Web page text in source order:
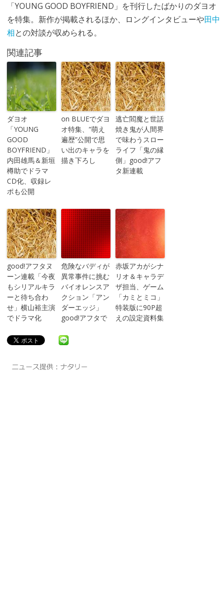
「YOUNG GOOD BOYFRIEND」を刊行したばかりのダヨオ
を特集。新作が掲載されるほか、ロングインタビューや田中
相との対談が収められる。
関連記事
ダヨオ
「YOUNG
GOOD
BOYFRIEND」
内田雄馬＆新垣
樽助でドラマ
CD化、収録レ
ポも公開
on BLUEでダヨ
オ特集、“萌え
遍歴”公開で思
い出のキャラを
描き下ろし
逃亡閻魔と世話
焼き鬼が人間界
で味わうスロー
ライフ「鬼の縁
側」good!アフ
タ新連載
good!アフタヌ
ーン連載「今夜
もシリアルキラ
ーと待ち合わ
せ」横山裕主演
でドラマ化
危険なバディが
異常事件に挑む
バイオレンスア
クション「アン
ダーエッジ」
good!アフタで
赤坂アカがシナ
リオ＆キャラデ
ザ担当、ゲーム
「カミとミコ」
特装版に90P超
えの設定資料集